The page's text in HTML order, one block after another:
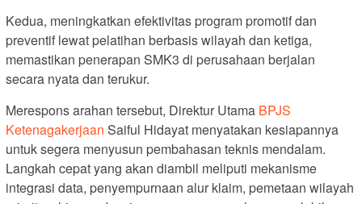
Kedua, meningkatkan efektivitas program promotif dan
preventif lewat pelatihan berbasis wilayah dan ketiga,
memastikan penerapan SMK3 di perusahaan berjalan
secara nyata dan terukur.
Merespons arahan tersebut, Direktur Utama BPJS
Ketenagakerjaan Saiful Hidayat menyatakan kesiapannya
untuk segera menyusun pembahasan teknis mendalam.
Langkah cepat yang akan diambil meliputi mekanisme
integrasi data, penyempurnaan alur klaim, pemetaan wilayah